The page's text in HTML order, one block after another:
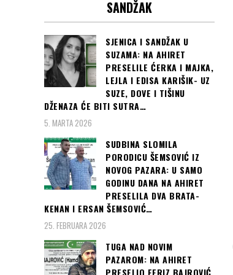
SANDŽAK
SJENICA I SANDŽAK U
SUZAMA: NA AHIRET
PRESELILE ĆERKA I MAJKA,
LEJLA I EDISA KARIŠIK- UZ
SUZE, DOVE I TIŠINU
DŽENAZA ĆE BITI SUTRA…
5. MARTA 2026
SUDBINA SLOMILA
PORODICU ŠEMSOVIĆ IZ
NOVOG PAZARA: U SAMO
GODINU DANA NA AHIRET
PRESELILA DVA BRATA-
KENAN I ERSAN ŠEMSOVIĆ…
25. FEBRUARA 2026
TUGA NAD NOVIM
PAZAROM: NA AHIRET